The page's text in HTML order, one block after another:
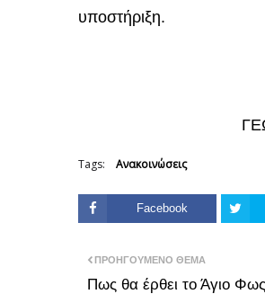
υποστήριξη.
Tags: Ανακοινώσεις
Facebook
ΠΡΟΗΓΟΎΜΕΝΟ ΘΈΜΑ
Πως θα έρθει το Άγιο